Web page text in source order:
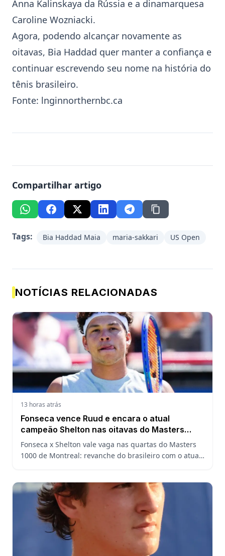
Anna Kalinskaya da Rússia e a dinamarquesa
Caroline Wozniacki.
Agora, podendo alcançar novamente as
oitavas, Bia Haddad quer manter a confiança e
continuar escrevendo seu nome na história do
tênis brasileiro.
Fonte: lnginnorthernbc.ca
Compartilhar artigo
Tags: Bia Haddad Maia maria-sakkari US Open
NOTÍCIAS RELACIONADAS
13 horas atrás
Fonseca vence Ruud e encara o atual
campeão Shelton nas oitavas do Masters
1000 de Montreal
Fonseca x Shelton vale vaga nas quartas do Masters
1000 de Montreal: revanche do brasileiro com o atual